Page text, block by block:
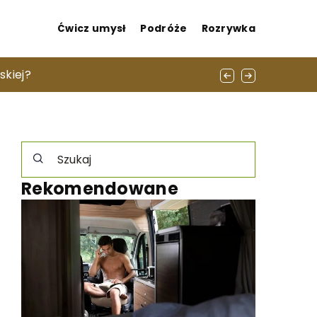
Ćwicz umysł Podróże Rozrywka
w tandemie?
Rekomendowane